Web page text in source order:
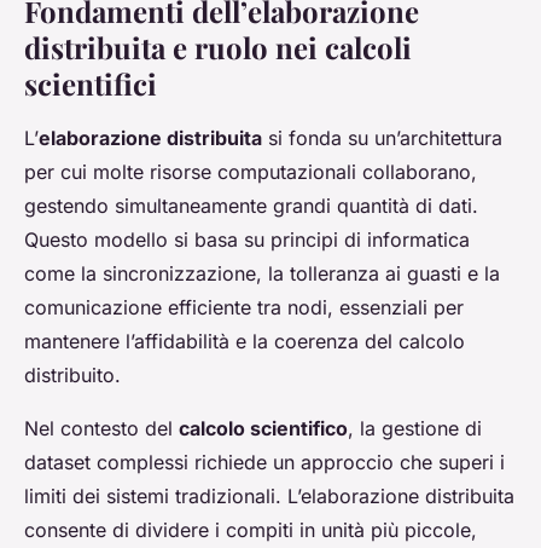
Fondamenti dell’elaborazione
distribuita e ruolo nei calcoli
scientifici
L’elaborazione distribuita si fonda su un’architettura
per cui molte risorse computazionali collaborano,
gestendo simultaneamente grandi quantità di dati.
Questo modello si basa su principi di informatica
come la sincronizzazione, la tolleranza ai guasti e la
comunicazione efficiente tra nodi, essenziali per
mantenere l’affidabilità e la coerenza del calcolo
distribuito.
Nel contesto del calcolo scientifico, la gestione di
dataset complessi richiede un approccio che superi i
limiti dei sistemi tradizionali. L’elaborazione distribuita
consente di dividere i compiti in unità più piccole,